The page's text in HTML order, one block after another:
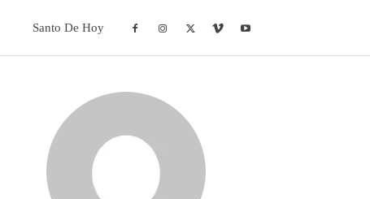
Santo De Hoy